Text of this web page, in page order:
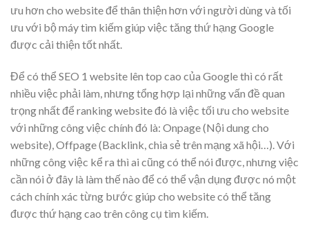
ưu hơn cho website để thân thiện hơn với người dùng và tối
ưu với bộ máy tìm kiếm giúp việc tăng thứ hạng Google
được cải thiện tốt nhất.
Để có thể SEO 1 website lên top cao của Google thì có rất
nhiều việc phải làm, nhưng tổng hợp lại những vấn đề quan
trọng nhất để ranking website đó là việc tối ưu cho website
với những công việc chính đó là: Onpage (Nội dung cho
website), Offpage (Backlink, chia sẻ trên mạng xã hội…). Với
những công việc kể ra thì ai cũng có thể nói được, nhưng việc
cần nói ở đây là làm thế nào để có thể vận dụng được nó một
cách chính xác từng bước giúp cho website có thể tăng
được thứ hạng cao trên công cụ tìm kiếm.